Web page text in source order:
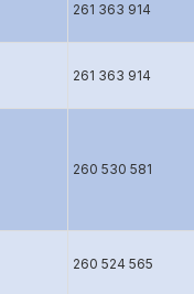
261 363 914
261 363 914
260 530 581
260 524 565